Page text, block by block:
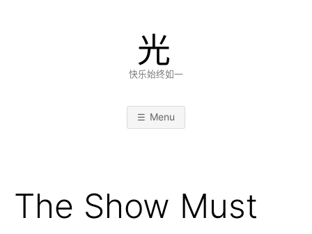
光
快乐始终如一
Menu
The Show Must